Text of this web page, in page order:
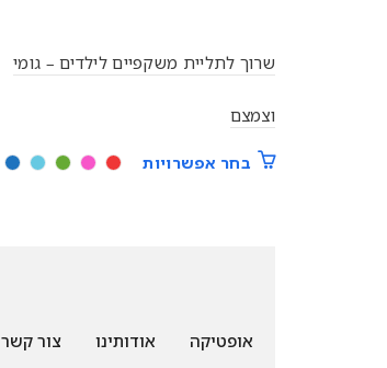
שרוך לתליית משקפיים לילדים – גומי
וצמצם
בחר אפשרויות
אופטיקה אודותינו צור קשר